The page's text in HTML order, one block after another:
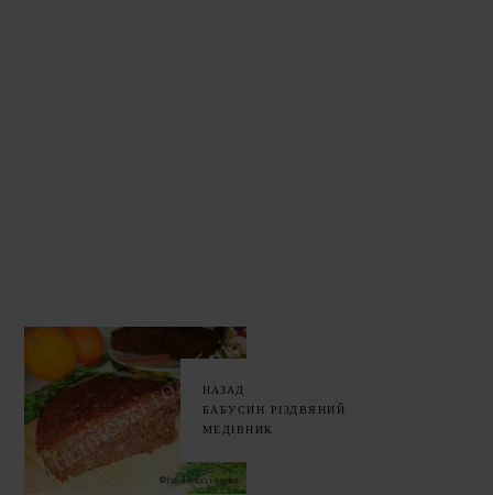
НАЗАД
БАБУСИН РІЗДВЯНИЙ
МЕДІВНИК